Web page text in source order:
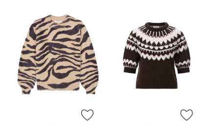
ZUR WUNSCHLISTE HINZUFÜGEN
ZUR